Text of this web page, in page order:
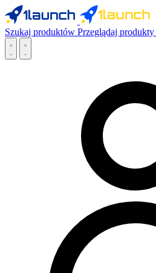
Szukaj produktów Przeglądaj produkty